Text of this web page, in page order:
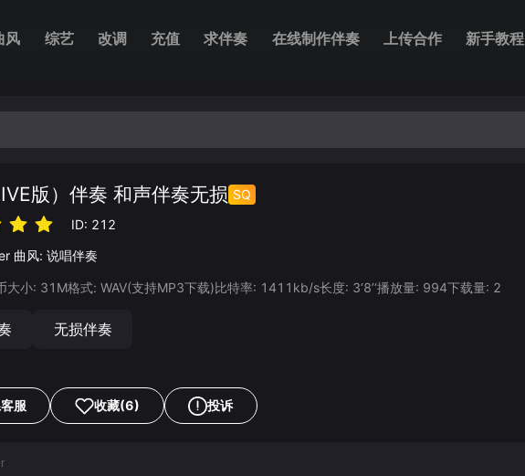
风 综艺 改调 充值 求伴奏 在线制作伴奏 上传合作 新手教程
版）伴奏 和声伴奏无损 SQ
ID: 212
曲风: 说唱伴奏
大小: 31 M格式:WAV(支持MP3下载)比特率: 1411 kb/s长度: 3‘8’‘播放量: 994下载量: 2
无损伴奏
服 收藏(6) 投诉